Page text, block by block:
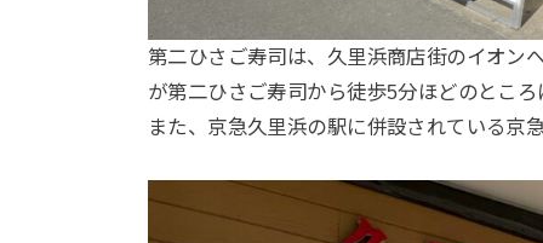
第二ひさご寿司は、久里浜商店街のイオン
が第二ひさご寿司から徒歩5分ほどのところ
また、京急久里浜の駅に併設されている京